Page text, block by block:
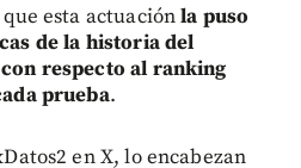
esta actuaciónla puso
de la historia del
respecto al ranking
prueba.
en X, lo encabezan